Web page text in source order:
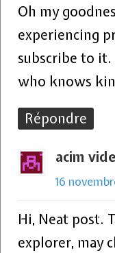
Oh my
experiencing
subscribe to
who knows
Répondre
acim
16
Hi, Neat post.
explorer, may